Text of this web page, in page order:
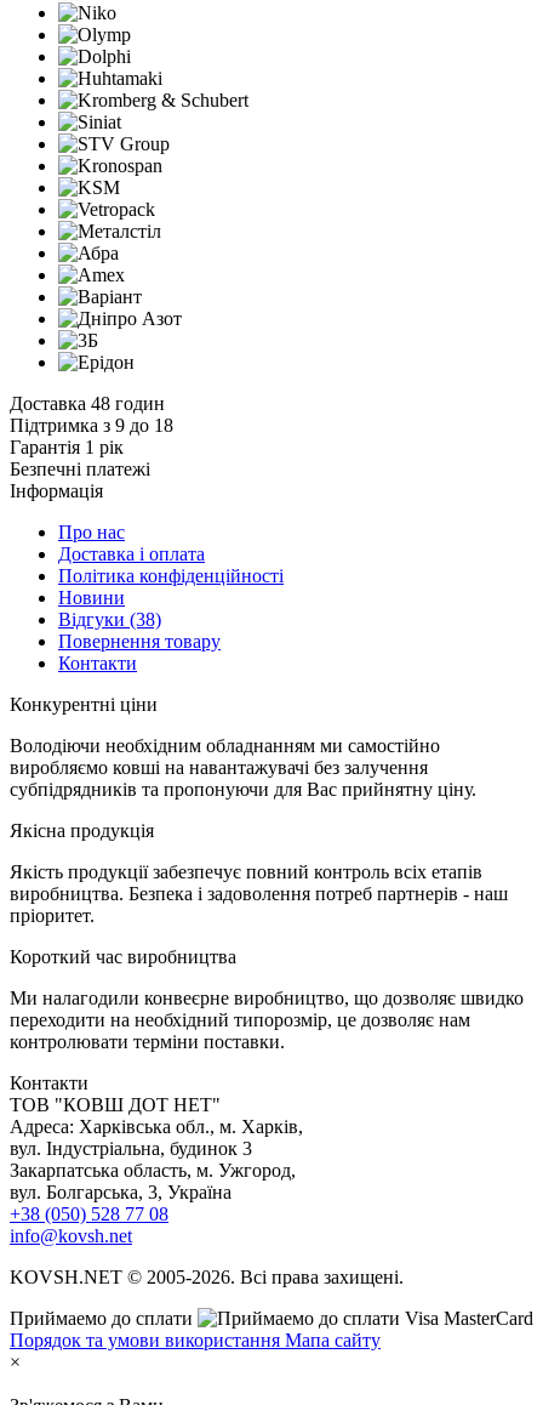
Доставка 48 годин
Підтримка з 9 до 18
Гарантія 1 рік
Безпечні платежі
Інформація
Про нас
Доставка і оплата
Політика конфіденційності
Новини
Відгуки (38)
Повернення товару
Контакти
Конкурентні ціни
Володіючи необхідним обладнанням ми самостійно
виробляємо ковші на навантажувачі без залучення
субпідрядників та пропонуючи для Вас прийнятну ціну.
Якісна продукція
Якість продукції забезпечує повний контроль всіх етапів
виробництва. Безпека і задоволення потреб партнерів - наш
пріоритет.
Короткий час виробництва
Ми налагодили конвеєрне виробництво, що дозволяє швидко
переходити на необхідний типорозмір, це дозволяє нам
контролювати терміни поставки.
Контакти
TOB "КОВШ ДОТ НЕТ"
Адреса: Харківська обл., м. Харків,
вул. Індустріальна, будинок 3
Закарпатська область, м. Ужгород,
вул. Болгарська, 3, Україна
+38 (050) 528 77 08
info@kovsh.net
KOVSH.NET © 2005-2026. Всі права захищені.
Приймаемо до сплати
Порядок та умови використання Мапа сайту
×